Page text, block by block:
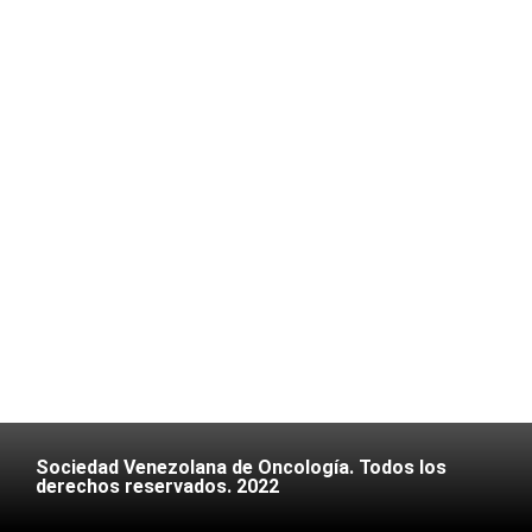
Sociedad Venezolana de Oncología. Todos los
derechos reservados. 2022